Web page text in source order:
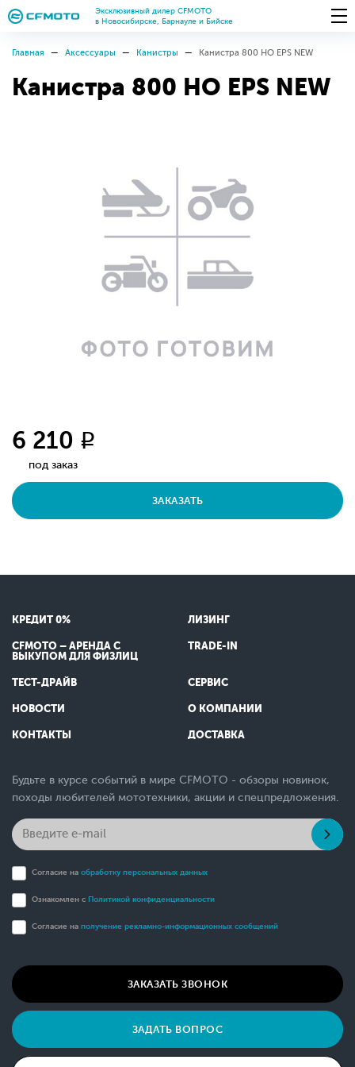
Эксклюзивный дилер CFMOTO
в Новосибирске, Барнауле и Бийске
Главная Аксессуары Канистры Канистра 800 HO EPS NEW
Канистра 800 HO EPS NEW
6 210 q
под заказ
ЗАКАЗАТЬ
КРЕДИТ 0% ЛИЗИНГ
CFMOTO – АРЕНДА С
ВЫКУПОМ ДЛЯ ФИЗЛИЦ
TRADE-IN
ТЕСТ-ДРАЙВ СЕРВИС
НОВОСТИ О КОМПАНИИ
КОНТАКТЫ ДОСТАВКА
Будьте в курсе событий в мире CFMOTO - обзоры новинок,
походы любителей мототехники, акции и спецпредложения.
Согласие на обработку персональных данных
Ознакомлен с Политикой конфиденциальности
Согласие на получение рекламно-информационных сообщений
ЗАКАЗАТЬ ЗВОНОК
ЗАДАТЬ ВОПРОС